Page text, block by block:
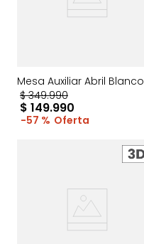
Mesa Auxiliar Abril Blanco
$ 349.990
$ 149.990
57 %